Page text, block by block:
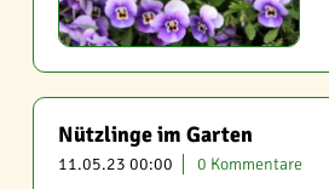
Nützlinge im Garten
11.05.23 00:00 0 Kommentare